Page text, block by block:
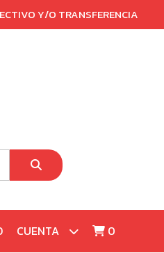
Y/O TRANSFERENCIA
CUENTA 0